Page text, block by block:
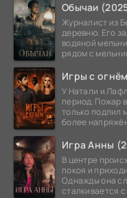
Обычаи
Журналист из
деревню. Его
водяной
рядом с
Игры с
У Натали и
период. Пожар
только подлил
более
Игра Анны
В центре
покоя и
Однажды она
сталкивается